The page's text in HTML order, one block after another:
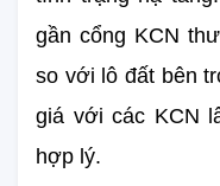
gần cổng KCN
so với lô đất bên
giá với các KCN
hợp lý.